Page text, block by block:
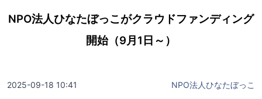
NPO法人ひなたぼっこがクラウドファンディング
開始（9月1日～）
2025-09-18 10:41 NPO法人ひなたぼっこ